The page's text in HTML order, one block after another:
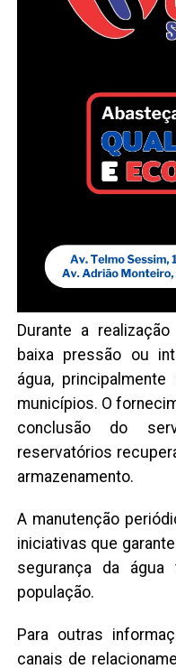
Durante a
baixa pressão ou
água,
municípios. O
conclusão do
reservatórios
armazenamento.
A manutenção
iniciativas que
segurança da
população.
Para outras
canais de